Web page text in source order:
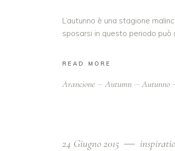
L’autunno è una stagione
sposarsi in questo periodo può
READ MORE
Arancione Autumn Autunno
24 Giugno 2015